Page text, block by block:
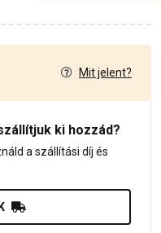
Mit jelent?
ki hozzád?
a szállítási díj és